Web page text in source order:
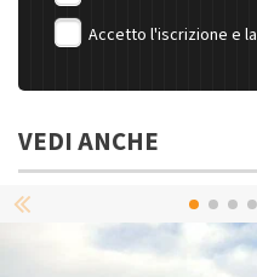
Accetto l'iscrizione e la
VEDI ANCHE